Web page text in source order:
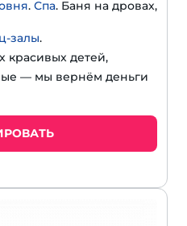
. Спа. Баня на дровах,
залы.
красивых детей,
— мы вернём деньги